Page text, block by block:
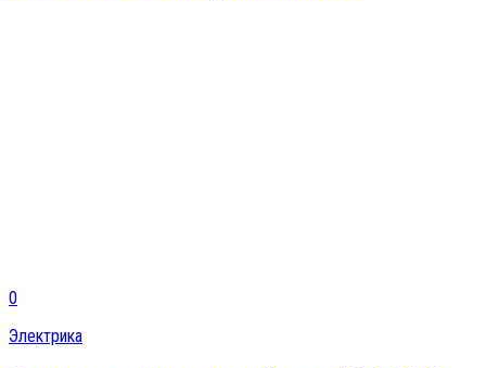
0
Электрика